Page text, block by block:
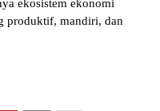
ekosistem ekonomi
produktif, mandiri, dan